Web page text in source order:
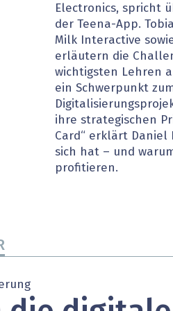
Gesundheit wird digital
Blockchain
EU-DSGVO
XaaS, Managed Services
Digital Banking
Electronics, spricht
der Teena-App.
Milk Interactive
erläutern die
wichtigsten Lehren
ein Schwerpunkt
ihre strategischen
Card“ erklärt Daniel
sich hat – und
profitieren.